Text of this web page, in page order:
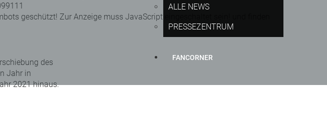
ALLE NEWS
PRESSEZENTRUM
FANCORNER
geschützt! Zur Anzeige muss JavaScript eingeschaltet sein! und finden
des
Jahr in
2021 hinaus.